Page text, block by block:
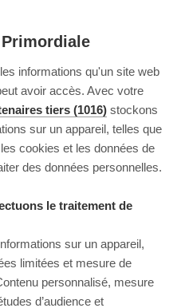
informations qu'un site web
avoir accès. Avec votre
tiers (1016) stockons
sur un appareil, telles que
cookies et les données de
des données personnelles.
le traitement de
sur un appareil,
limitées et mesure de
personnalisé, mesure
d’audience et